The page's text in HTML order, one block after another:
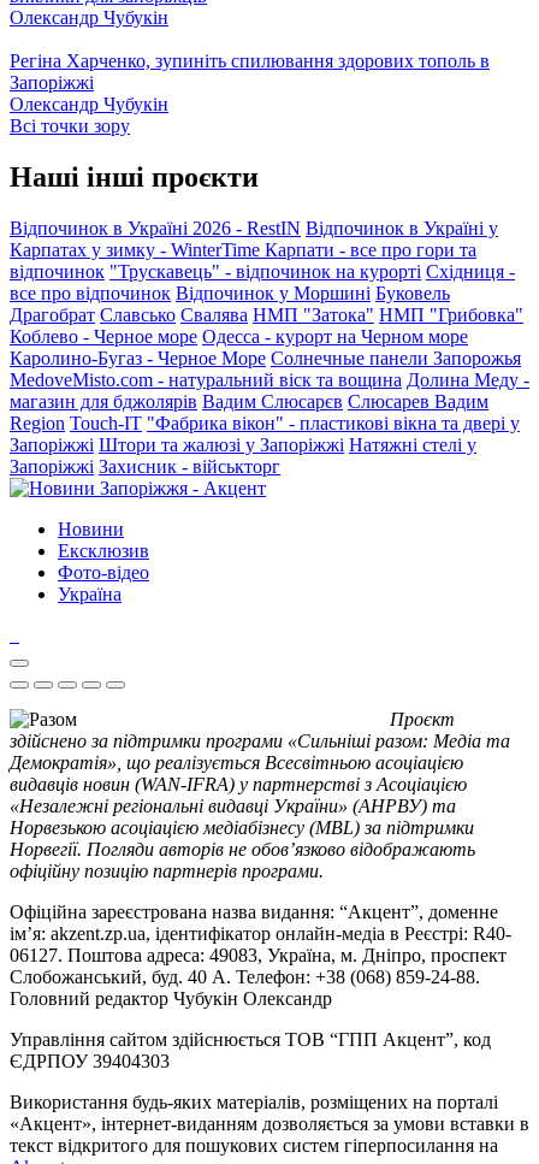
Олександр Чубукін
Регіна Харченко, зупиніть спилювання здорових тополь в
Запоріжжі
Олександр Чубукін
Всі точки зору
Наші інші проєкти
Відпочинок в Україні 2026 - RestIN Відпочинок в Україні у
Карпатах у зимку - WinterTime Карпати - все про гори та
відпочинок "Трускавець" - відпочинок на курорті Східниця -
все про відпочинок Відпочинок у Моршині Буковель
Драгобрат Славсько Свалява НМП "Затока" НМП "Грибовка"
Коблево - Черное море Одесса - курорт на Черном море
Каролино-Бугаз - Черное Море Солнечные панели Запорожья
MedoveMisto.com - натуральний віск та вощина Долина Меду -
магазин для бджолярів Вадим Слюсарєв Слюсарев Вадим
Region Touch-IT "Фабрика вікон" - пластикові вікна та двері у
Запоріжжі Штори та жалюзі у Запоріжжі Натяжні стелі у
Запоріжжі Захисник - військторг
Новини
Ексклюзив
Фото-відео
Україна
Проєкт
здійснено за підтримки програми «Сильніші разом: Медіа та
Демократія», що реалізується Всесвітньою асоціацією
видавців новин (WAN-IFRA) у партнерстві з Асоціацією
«Незалежні регіональні видавці України» (АНРВУ) та
Норвезькою асоціацією медіабізнесу (MBL) за підтримки
Норвегії. Погляди авторів не обов’язково відображають
офіційну позицію партнерів програми.
Офіційна зареєстрована назва видання: “Акцент”, доменне
ім’я: akzent.zp.ua, ідентифікатор онлайн-медіа в Реєстрі: R40-
06127. Поштова адреса: 49083, Україна, м. Дніпро, проспект
Слобожанський, буд. 40 А. Телефон: +38 (068) 859-24-88.
Головний редактор Чубукін Олександр
Управління сайтом здійснюється ТОВ “ГПП Акцент”, код
ЄДРПОУ 39404303
Використання будь-яких матеріалів, розміщених на порталі
«Акцент», інтернет-виданням дозволяється за умови вставки в
текст відкритого для пошукових систем гіперпосилання на